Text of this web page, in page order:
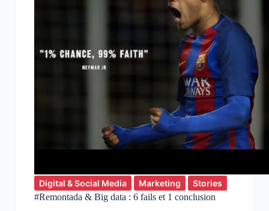
Digital & Social Media Marketing
Stories
#Remontada & Big data : 6 fails et 1 conclusion